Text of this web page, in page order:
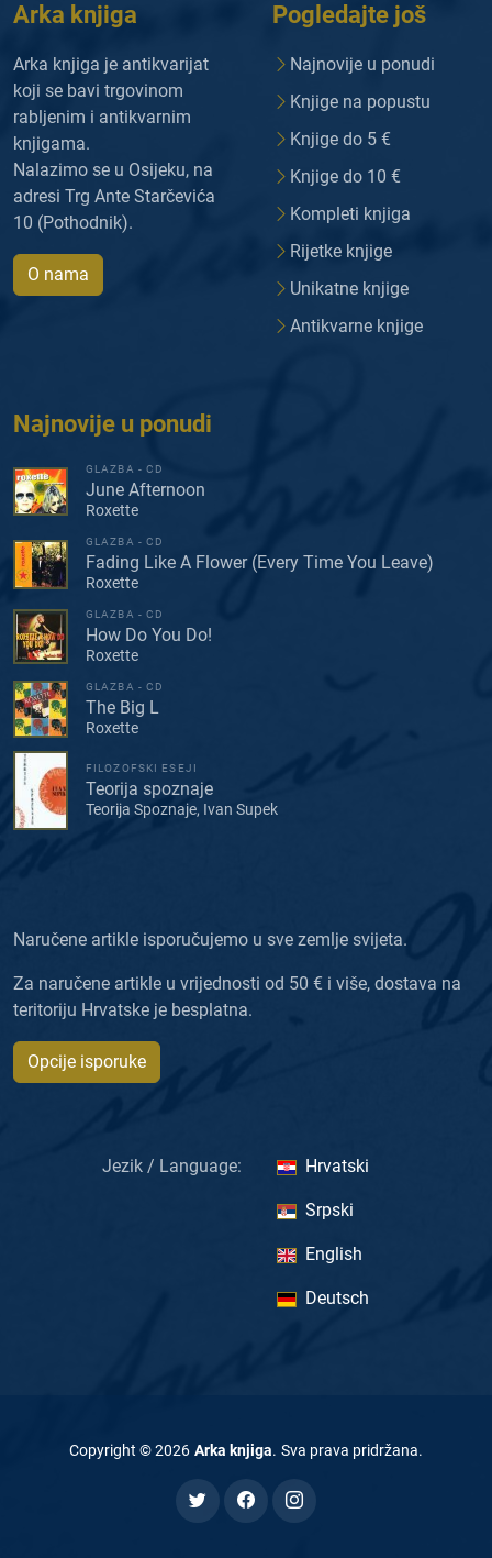
Arka knjiga
Arka knjiga je antikvarijat
koji se bavi trgovinom
rabljenim i antikvarnim
knjigama.
Nalazimo se u Osijeku, na
adresi Trg Ante Starčevića
10 (Pothodnik).
O nama
Pogledajte još
Najnovije u ponudi
Knjige na popustu
Knjige do 5 €
Knjige do 10 €
Kompleti knjiga
Rijetke knjige
Unikatne knjige
Antikvarne knjige
Najnovije u ponudi
GLAZBA - CD
June Afternoon
Roxette
GLAZBA - CD
Fading Like A Flower (Every Time You Leave)
Roxette
GLAZBA - CD
How Do You Do!
Roxette
GLAZBA - CD
The Big L
Roxette
FILOZOFSKI ESEJI
Teorija spoznaje
Teorija Spoznaje, Ivan Supek
Naručene artikle isporučujemo u sve zemlje svijeta.
Za naručene artikle u vrijednosti od 50 € i više, dostava na
teritoriju Hrvatske je besplatna.
Opcije isporuke
Jezik / Language: Hrvatski
Srpski
English
Deutsch
Copyright ©2026 Arka knjiga. Sva prava pridržana.